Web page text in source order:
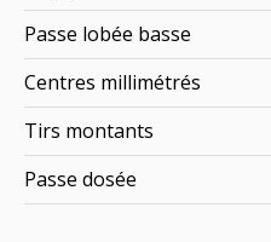
Passe lobée basse
Centres millimétrés
Tirs montants
Passe dosée